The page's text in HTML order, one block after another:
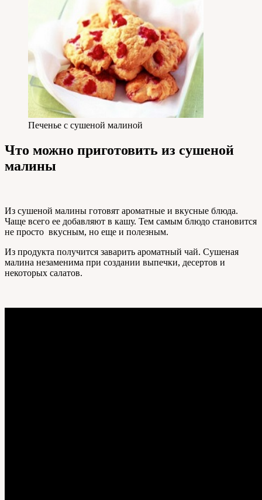
Печенье с сушеной малиной
Что можно приготовить из сушеной
малины
Из сушеной малины готовят ароматные и вкусные блюда.
Чаще всего ее добавляют в кашу. Тем самым блюдо становится
не просто вкусным, но еще и полезным.
Из продукта получится заварить ароматный чай. Сушеная
малина незаменима при создании выпечки, десертов и
некоторых салатов.